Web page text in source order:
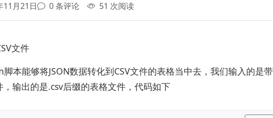
11月21日 0 条评论 51 次阅读
文件
本能够将JSON数据转化到CSV文件的表格当中去，我们输入的是带
输出的是.csv后缀的表格文件，代码如下